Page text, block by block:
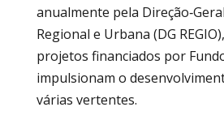
anualmente pela
Regional e Urbana (DG
projetos financiados por
impulsionam o
várias vertentes.